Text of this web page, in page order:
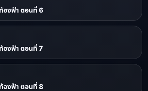
องฟ้า ตอนที่ 6
องฟ้า ตอนที่ 7
องฟ้า ตอนที่ 8